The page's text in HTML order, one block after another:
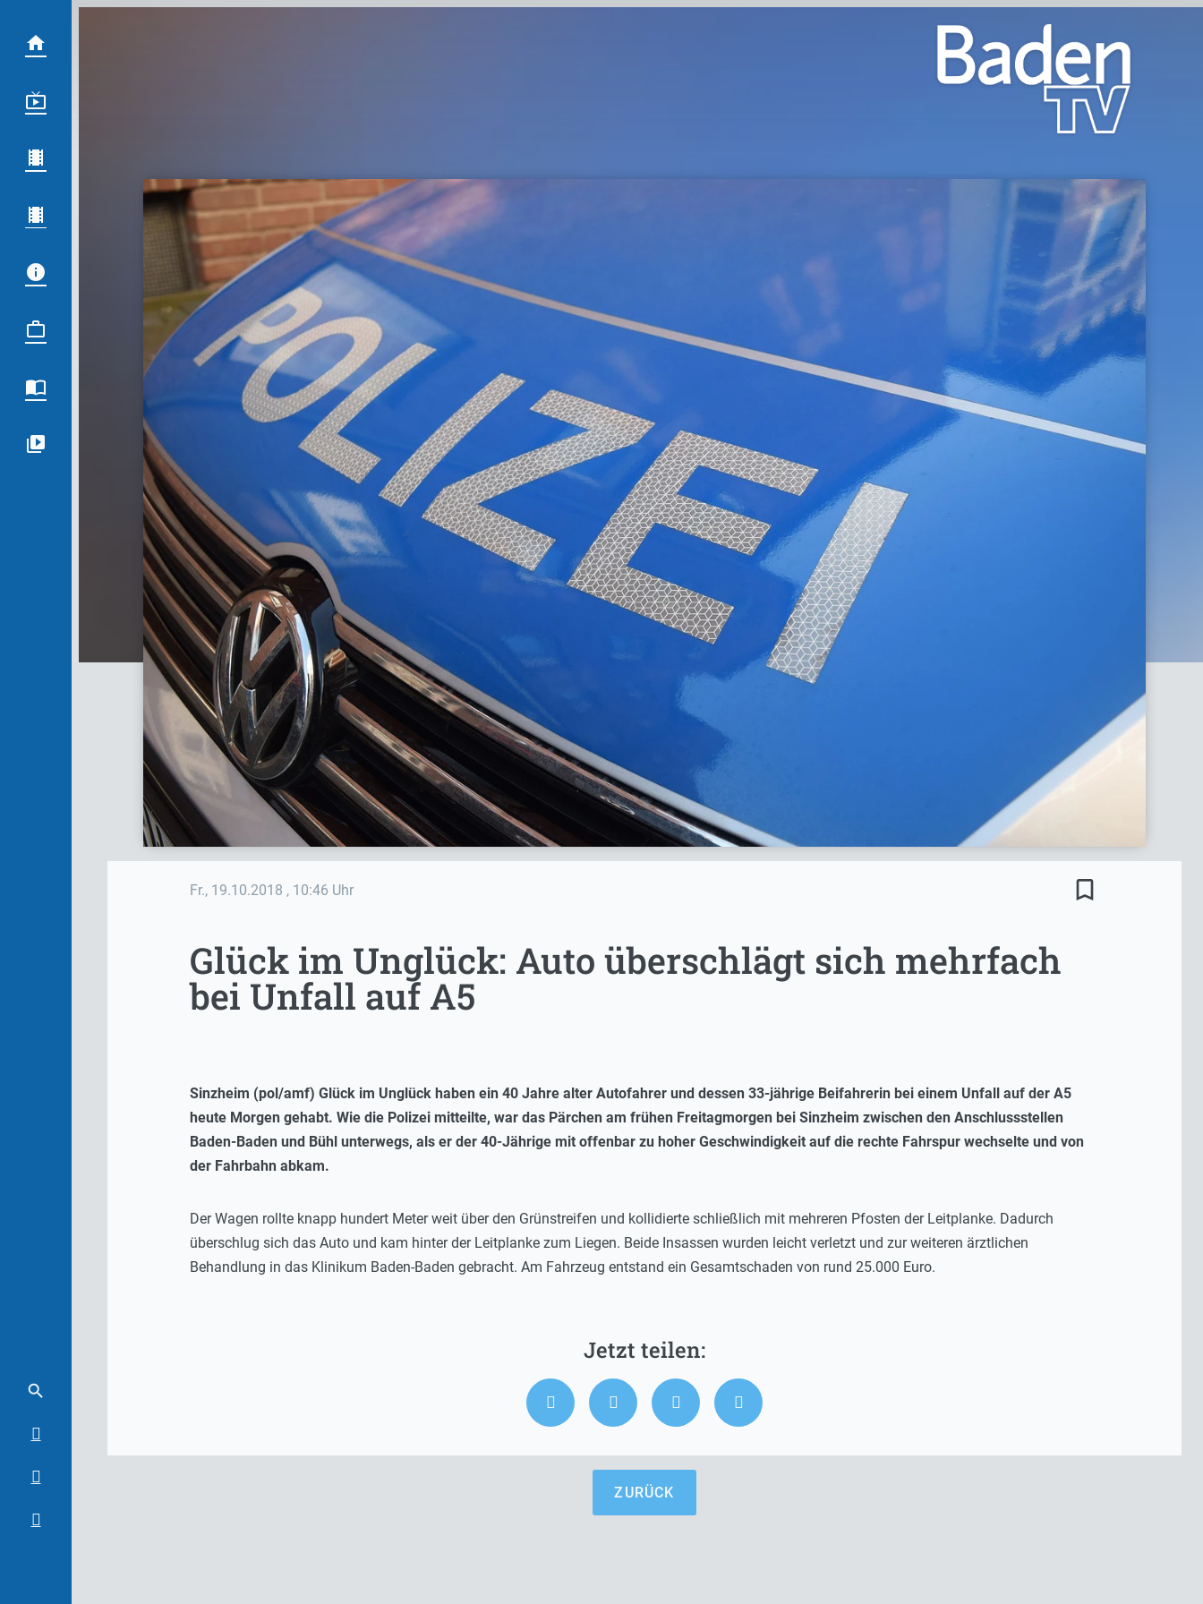
Fr., 19.10.2018 , 10:46 Uhr bookmark_border
Glück im Unglück: Auto überschlägt sich mehrfach
bei Unfall auf A5
Sinzheim (pol/amf) Glück im Unglück haben ein 40 Jahre alter Autofahrer und dessen 33-jährige Beifahrerin bei einem Unfall auf der A5
heute Morgen gehabt. Wie die Polizei mitteilte, war das Pärchen am frühen Freitagmorgen bei Sinzheim zwischen den Anschlussstellen
Baden-Baden und Bühl unterwegs, als er der 40-Jährige mit offenbar zu hoher Geschwindigkeit auf die rechte Fahrspur wechselte und von
der Fahrbahn abkam.
Der Wagen rollte knapp hundert Meter weit über den Grünstreifen und kollidierte schließlich mit mehreren Pfosten der Leitplanke. Dadurch
überschlug sich das Auto und kam hinter der Leitplanke zum Liegen. Beide Insassen wurden leicht verletzt und zur weiteren ärztlichen
Behandlung in das Klinikum Baden-Baden gebracht. Am Fahrzeug entstand ein Gesamtschaden von rund 25.000 Euro.
ZURÜCK